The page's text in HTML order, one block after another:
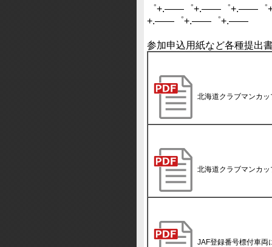
゜+.――゜+.――゜+.――
+.――゜+.――゜+.――
参加申込用紙など各種提出
北海道クラブマンカ
北海道クラブマンカ
JAF登録番号標付車両